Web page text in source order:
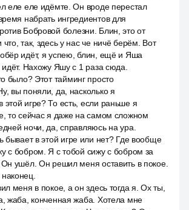
еле еле идёмте. Он вроде перестал
набрать ингредиентов для
Бобровой болезни. Блин, это от
так, здесь у нас че ничё берём. Вот
идёт, я успею, блин, ещё и Яша
идёт. Нахожу Яшу с 1 раза сюда.
было? Этот тайминг просто
вы поняли, да, насколько я
этой игре? То есть, если раньше я
то сейчас я даже на самом сложном
ночи, да, справляюсь на ура.
бывает в этой игре или нет? Где вообще
с бобром. Я с тобой сижу с бобром за
ушёл. Он решил меня оставить в покое.
меня в покое, а он здесь тогда я. Ох ты,
жаба, конченная жаба. Хотела мне